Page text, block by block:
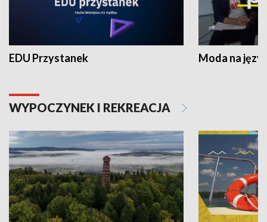
EDU Przystanek Moda na
WYPOCZYNEK I REKREACJA